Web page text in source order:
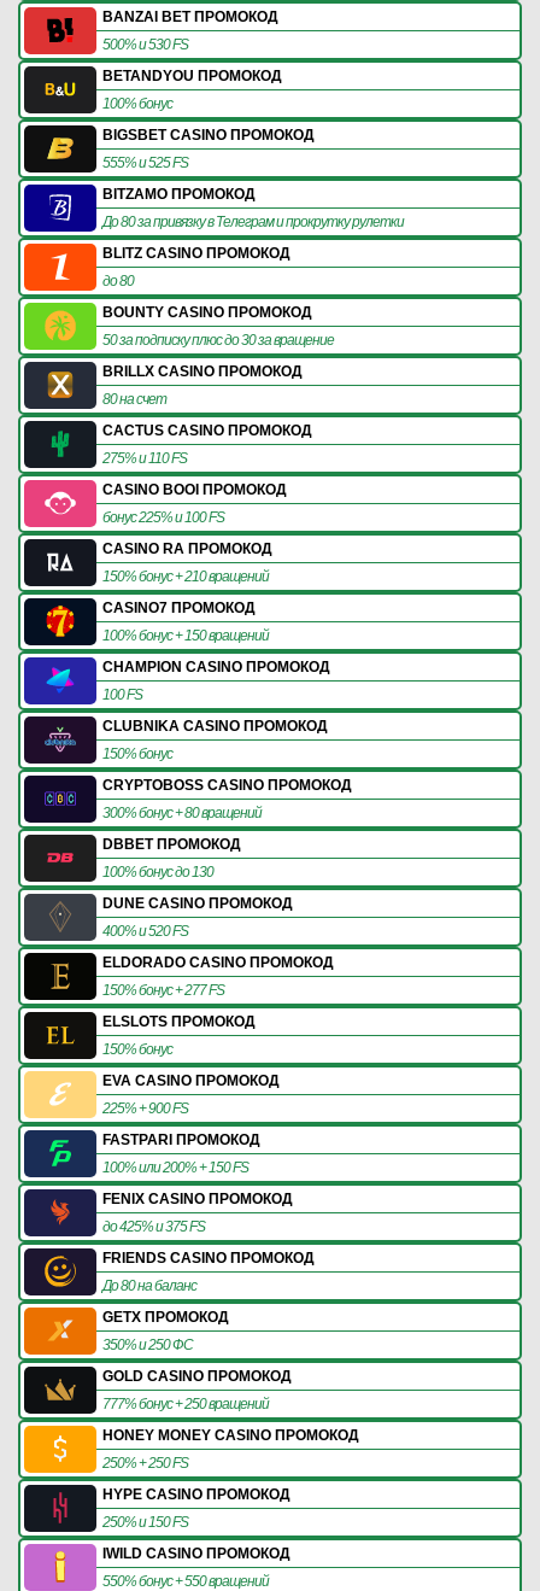
BANZAI BET ПРОМОКОД
500% и 530 FS
BETANDYOU ПРОМОКОД
100% бонус
BIGSBET CASINO ПРОМОКОД
555% и 525 FS
BITZAMO ПРОМОКОД
До 80 за привязку в Телеграм и прокрутку рулетки
BLITZ CASINO ПРОМОКОД
до 80
BOUNTY CASINO ПРОМОКОД
50 за подписку плюс до 30 за вращение
BRILLX CASINO ПРОМОКОД
80 на счет
CACTUS CASINO ПРОМОКОД
275% и 110 FS
CASINO BOOI ПРОМОКОД
бонус 225% и 100 FS
CASINO RA ПРОМОКОД
150% бонус + 210 вращений
CASINO7 ПРОМОКОД
100% бонус + 150 вращений
CHAMPION CASINO ПРОМОКОД
100 FS
CLUBNIKA CASINO ПРОМОКОД
150% бонус
CRYPTOBOSS CASINO ПРОМОКОД
300% бонус + 80 вращений
DBBET ПРОМОКОД
100% бонус до 130
DUNE CASINO ПРОМОКОД
400% и 520 FS
ELDORADO CASINO ПРОМОКОД
150% бонус + 277 FS
ELSLOTS ПРОМОКОД
150% бонус
EVA CASINO ПРОМОКОД
225% + 900 FS
FASTPARI ПРОМОКОД
100% или 200% + 150 FS
FENIX CASINO ПРОМОКОД
до 425% и 375 FS
FRIENDS CASINO ПРОМОКОД
До 80 на баланс
GETX ПРОМОКОД
350% и 250 ФС
GOLD CASINO ПРОМОКОД
777% бонус + 250 вращений
HONEY MONEY CASINO ПРОМОКОД
250% + 250 FS
HYPE CASINO ПРОМОКОД
250% и 150 FS
IWILD CASINO ПРОМОКОД
550% бонус + 550 вращений